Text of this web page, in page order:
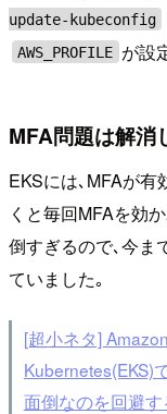
update-kubeconfig
AWS_PROFILE が設
MFA問題は解消
EKSには､MFAが有
くと毎回MFAを効
倒すぎるので､今ま
ていました｡
[超小ネタ]
Kubernetes(EKS)
面倒なのを回避す